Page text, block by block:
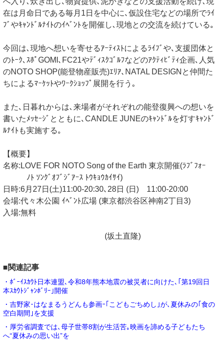
在は月命日である毎月1日を中心に､仮設住宅などの場所でﾗｲ
ﾌﾞやｷｬﾝﾄﾞﾙﾅｲﾄのｲﾍﾞﾝﾄを開催し､現地との交流を続けている｡
今回は､現地へ想いを寄せるｱｰﾃｨｽﾄによるﾗｲﾌﾞや､支援団体と
のﾄｰｸ､ｽﾎﾟGOMI､FC21やﾃﾞｨｽｸｺﾞﾙﾌなどのｱｸﾃｨﾋﾞﾃｨ企画､人気
のNOTO SHOP(能登物産販売)ｴﾘｱ､NATAL DESIGNと仲間た
ちによるﾏｰｹｯﾄやﾜｰｸｼｮｯﾌﾟ展開を行う｡
また､日暮れからは､来場者がそれぞれの能登復興への想いを
書いたﾒｯｾｰｼﾞとともに､CANDLE JUNEのｷｬﾝﾄﾞﾙを灯すｷｬﾝﾄﾞ
ﾙﾅｲﾄも実施する｡
【概要】
名称:LOVE FOR NOTO Song of the Earth 東京開催(ﾗﾌﾞﾌｫｰ
ﾉﾄ ｿﾝｸﾞｵﾌﾞｼﾞｱｰｽ ﾄｳｷｮｳｶｲｻｲ)
日時:6月27日(土)11:00-20:30､28日 (日) 11:00-20:00
会場:代々木公園 ｲﾍﾞﾝﾄ広場 (東京都渋谷区神南2丁目3)
入場:無料
(坂土直隆)
■関連記事
・ﾎﾞｰｲｽｶｳﾄ日本連盟､令和8年熊本地震の被災者に向けた､｢第19回日
本ｽｶｳﾄｼﾞｬﾝﾎﾞﾘｰ｣開催
・吉野家･はなまるうどんも参画ｰ｢こどもごちめし｣が､夏休みの｢食の
空白期間｣を支援
・厚労省調査では､母子世帯8割が生活苦｡映画を諦める子どもたち
へ“夏休みの思い出”を